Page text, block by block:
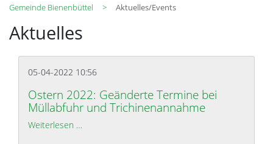
Gemeinde Bienenbüttel Aktuelles/Events
Aktuelles
05-04-2022 10:56
Ostern 2022: Geänderte Termine bei
Müllabfuhr und Trichinenannahme
Weiterlesen …